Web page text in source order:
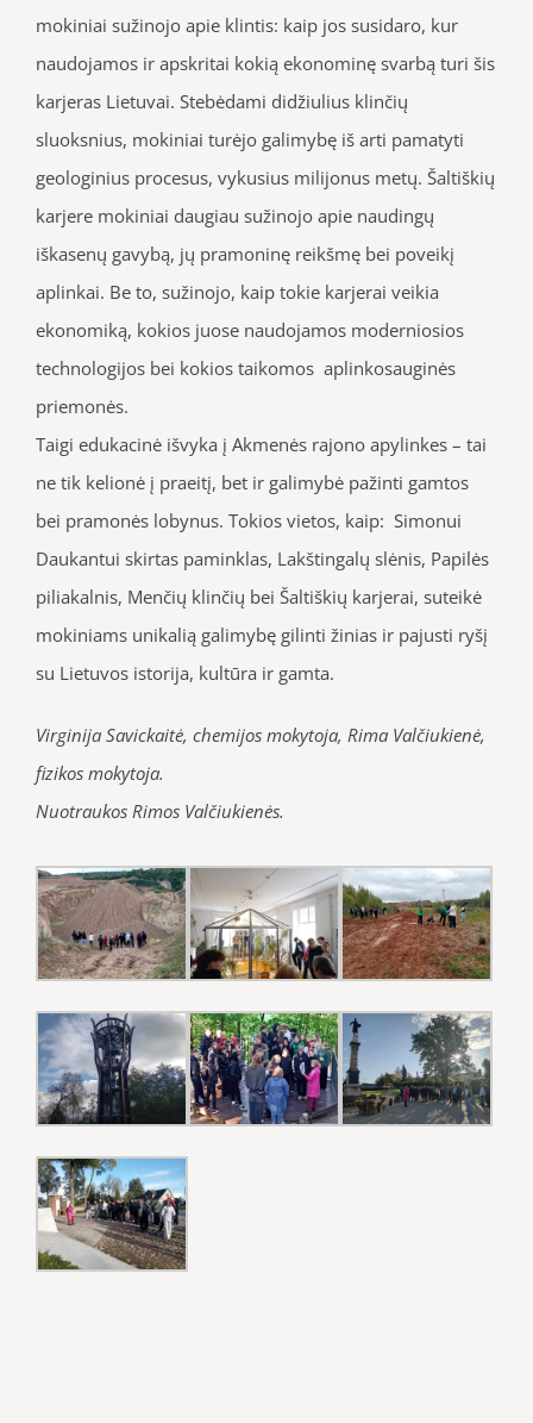
mokiniai sužinojo apie klintis: kaip jos susidaro, kur
naudojamos ir apskritai kokią ekonominę svarbą turi šis
karjeras Lietuvai. Stebėdami didžiulius klinčių
sluoksnius, mokiniai turėjo galimybę iš arti pamatyti
geologinius procesus, vykusius milijonus metų. Šaltiškių
karjere mokiniai daugiau sužinojo apie naudingų
iškasenų gavybą, jų pramoninę reikšmę bei poveikį
aplinkai. Be to, sužinojo, kaip tokie karjerai veikia
ekonomiką, kokios juose naudojamos moderniosios
technologijos bei kokios taikomos aplinkosauginės
priemonės.
Taigi edukacinė išvyka į Akmenės rajono apylinkes – tai
ne tik kelionė į praeitį, bet ir galimybė pažinti gamtos
bei pramonės lobynus. Tokios vietos, kaip: Simonui
Daukantui skirtas paminklas, Lakštingalų slėnis, Papilės
piliakalnis, Menčių klinčių bei Šaltiškių karjerai, suteikė
mokiniams unikalią galimybę gilinti žinias ir pajusti ryšį
su Lietuvos istorija, kultūra ir gamta.
Virginija Savickaitė, chemijos mokytoja, Rima Valčiukienė,
fizikos mokytoja.
Nuotraukos Rimos Valčiukienės.